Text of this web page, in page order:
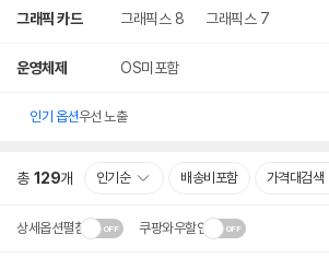
그래픽 카드 그래픽스 8 그래픽스 7
운영체제 OS미포함
인기 옵션우선 노출
총 129개 인기순 배송비포함 가격대검색
상세옵션펼침 쿠팡와우할인